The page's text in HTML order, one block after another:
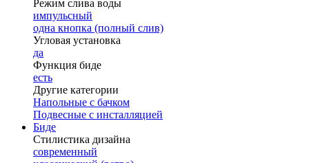
Режим слива воды
импульсный
одна кнопка (полный слив)
Угловая установка
да
Функция биде
есть
Другие категории
Напольные с бачком
Подвесные с инсталляцией
Биде
Стилистика дизайна
современный